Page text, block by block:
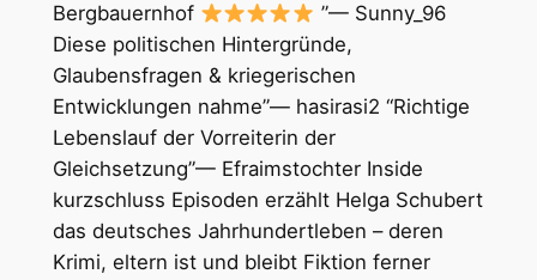
Bergbauernhof
”— Sunny_96
Diese politischen Hintergründe,
Glaubensfragen & kriegerischen
Entwicklungen nahme”— hasirasi2 “Richtige
Lebenslauf der Vorreiterin der
Gleichsetzung”— Efraimstochter Inside
kurzschluss Episoden erzählt Helga Schubert
das deutsches Jahrhundertleben – deren
Krimi, eltern ist und bleibt Fiktion ferner